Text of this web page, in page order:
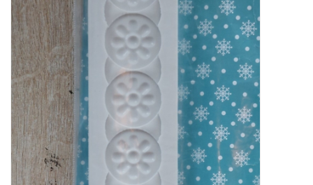
Workshops
Onze Merken
Mallen
Stempels
Stempelinkt